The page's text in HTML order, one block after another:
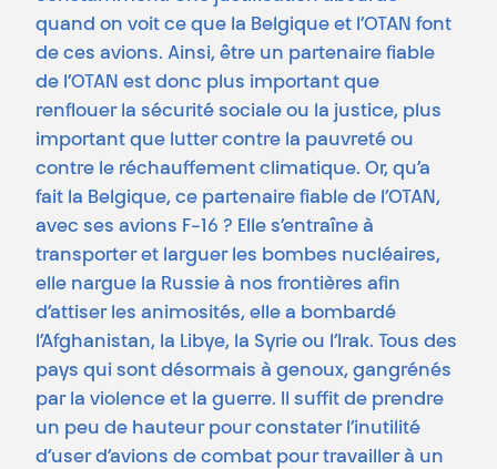
quand on voit ce que la Belgique et l’OTAN font
de ces avions. Ainsi, être un partenaire fiable
de l’OTAN est donc plus important que
renflouer la sécurité sociale ou la justice, plus
important que lutter contre la pauvreté ou
contre le réchauffement climatique. Or, qu’a
fait la Belgique, ce partenaire fiable de l’OTAN,
avec ses avions F-16 ? Elle s’entraîne à
transporter et larguer les bombes nucléaires,
elle nargue la Russie à nos frontières afin
d’attiser les animosités, elle a bombardé
l’Afghanistan, la Libye, la Syrie ou l’Irak. Tous des
pays qui sont désormais à genoux, gangrénés
par la violence et la guerre. Il suffit de prendre
un peu de hauteur pour constater l’inutilité
d’user d’avions de combat pour travailler à un